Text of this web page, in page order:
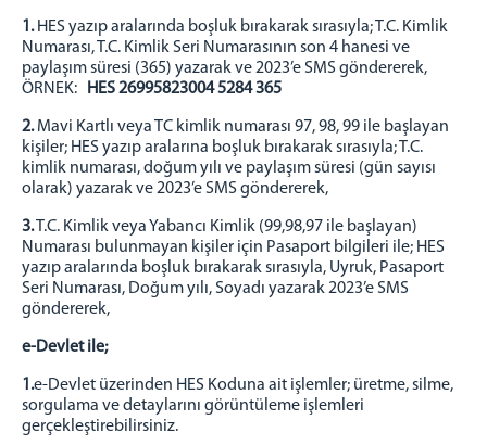
ADALET KOMİSYONU BAŞKANLIĞI
HAKİMLERİMİZ
Ceza Mahkemeleri
Hukuk Mahkemeleri
İZİNLİ HAKİMLER
MÜLHAKAT-BİRİMLER
ÇALDIRAN ADLİYESİ
MURADİYE ADLİYESİ
ERCİŞ T TİPİ KAPALI VE AÇIK CİK
ERCİŞ DENETİMLİ SERBESTLİK MÜDÜRLÜĞÜ
İLETİŞİM
1.HES yazıp aralarında boşluk bırakarak sırasıyla; T.C. Kimlik
Numarası, T.C. Kimlik Seri Numarasının son 4 hanesi ve
paylaşım süresi (365) yazarak ve 2023’e SMS göndererek,
ÖRNEK: HES 26995823004 5284 365
2.Mavi Kartlı veya TC kimlik numarası 97, 98, 99 ile başlayan
kişiler; HES yazıp aralarına boşluk bırakarak sırasıyla; T.C.
kimlik numarası, doğum yılı ve paylaşım süresi (gün sayısı
olarak) yazarak ve 2023’e SMS göndererek,
3.T.C. Kimlik veya Yabancı Kimlik (99,98,97 ile başlayan)
Numarası bulunmayan kişiler için Pasaport bilgileri ile; HES
yazıp aralarında boşluk bırakarak sırasıyla, Uyruk, Pasaport
Seri Numarası, Doğum yılı, Soyadı yazarak 2023’e SMS
göndererek,
e-Devlet ile;
1.e-Devlet üzerinden HES Koduna ait işlemler; üretme, silme,
sorgulama ve detaylarını görüntüleme işlemleri
gerçekleştirebilirsiniz.